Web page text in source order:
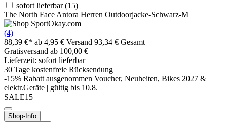
sofort lieferbar(15)
The North Face Antora Herren Outdoorjacke-Schwarz-M
(4)
88,39 €* ab 4,95 € Versand 93,34 € Gesamt
Gratisversand ab 100,00 €
Lieferzeit: sofort lieferbar
30 Tage kostenfreie Rücksendung
-15% Rabatt ausgenommen Voucher, Neuheiten, Bikes 2027 &
elektr.Geräte | gültig bis 10.8.
SALE15
Shop-Info